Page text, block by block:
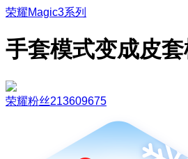
荣耀Magic3系列
手套模式变成皮
荣耀粉丝213609675